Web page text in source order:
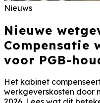
Nieuws
Nieuwe
Compensatie
voor PGB-
Het kabinet
werkgeverskosten door